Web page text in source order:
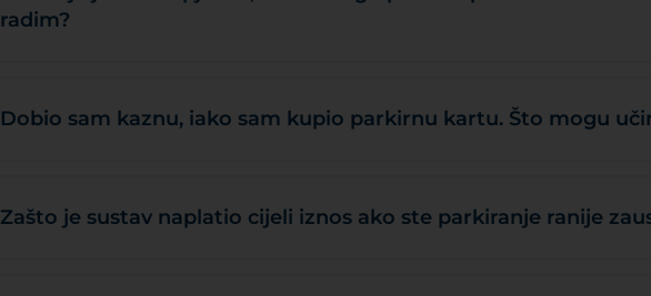
radim?
Dobio sam kaznu, iako sam kupio parkirnu kartu. Što mogu
Zašto je sustav naplatio cijeli iznos ako ste parkiranje ranije